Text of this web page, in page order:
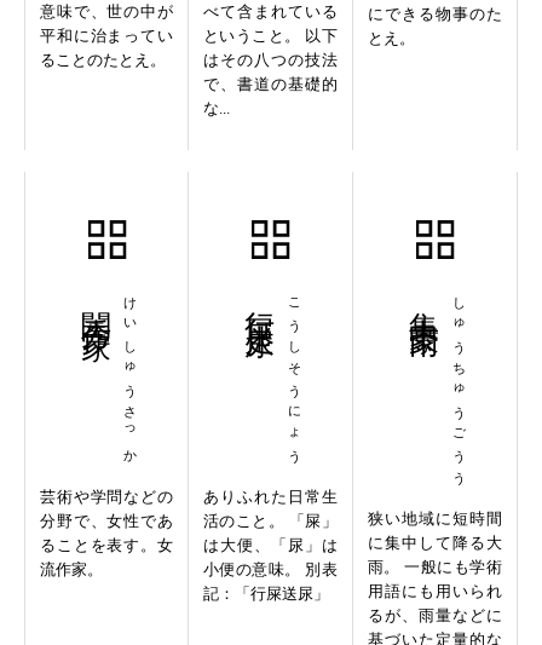
意味で、世の中が
平和に治まってい
ることのたとえ。
べて含まれている
ということ。 以下
はその八つの技法
で、書道の基礎的
な...
にできる物事のた
とえ。
けいしゅうさっか
芸術や学問などの
分野で、女性であ
ることを表す。女
流作家。
こうしそうにょう
ありふれた日常生
活のこと。 「屎」
は大便、「尿」は
小便の意味。 別表
記：「行屎送尿」
しゅうちゅうごうう
狭い地域に短時間
に集中して降る大
雨。 一般にも学術
用語にも用いられ
るが、雨量などに
基づいた定量的な